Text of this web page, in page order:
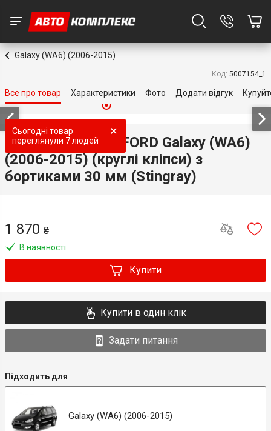
Galaxy (WA6) (2006-2015)
Код: 5007154_1
Все про товар Характеристики Фото Додати відгук
Сьогодні товар
переглянули 7 людей
3D килимки для FORD Galaxy (WA6)
(2006-2015) (круглі кліпси) з
бортиками 30 мм (Stingray)
1 870 ₴
В наявності
Купити
Купити в один клік
Задати питання
Підходить для
Galaxy (WA6) (2006-2015)